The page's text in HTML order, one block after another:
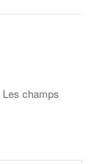
Les champs